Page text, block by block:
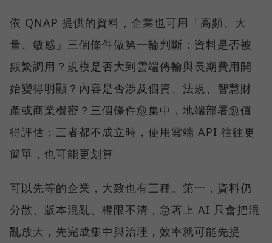
依 QNAP 提供的資料，企業也可用「高頻、大
量、敏感」三個條件做第一輪判斷：資料是否被
頻繁調用？規模是否大到雲端傳輸與長期費用開
始變得明顯？內容是否涉及個資、法規、智慧財
產或商業機密？三個條件愈集中，地端部署愈值
得評估；三者都不成立時，使用雲端 API 往往更
簡單，也可能更划算。
可以先等的企業，大致也有三種。第一，資料仍
分散、版本混亂、權限不清，急著上 AI 只會把混
亂放大，先完成集中與治理，效率就可能先提